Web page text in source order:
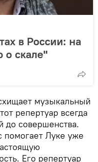
в России: на
о скале"
музыкальный
репертуар всегда
совершенства.
Луке уже
Его репертуар